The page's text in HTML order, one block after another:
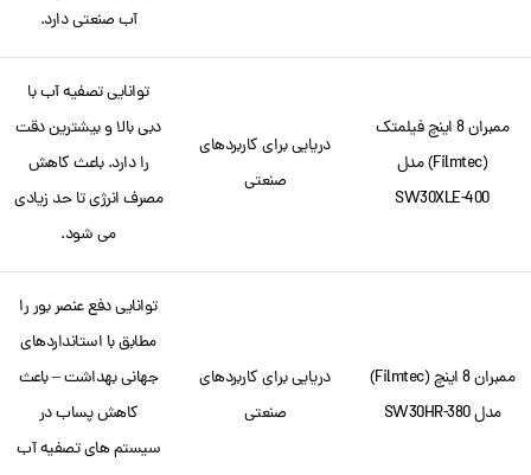
آب صنعتی دارد.
ممبران 8 اینچ فیلمتک
(Filmtec) مدل
SW30XLE-400
دریایی برای کاربردهای
صنعتی
توانایی تصفیه آب با
دبی بالا و بیشترین دقت
را دارد. باعث کاهش
مصرف انرژی تا حد زیادی
می شود.
ممبران 8 اینچ (Filmtec)
مدل SW30HR-380
دریایی برای کاربردهای
صنعتی
توانایی دفع عنصر بور را
مطابق با استانداردهای
جهانی بهداشت – باعث
کاهش پساب در
سیستم های تصفیه آب